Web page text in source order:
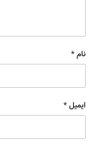
نام*
ایمیل*